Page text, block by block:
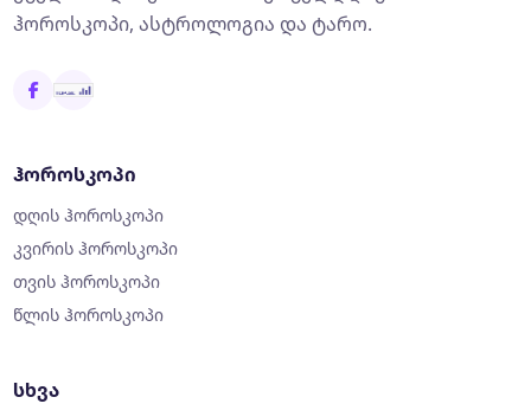
ჰოროსკოპი, ასტროლოგია და ტარო.
ჰოროსკოპი
დღის ჰოროსკოპი
კვირის ჰოროსკოპი
თვის ჰოროსკოპი
წლის ჰოროსკოპი
სხვა